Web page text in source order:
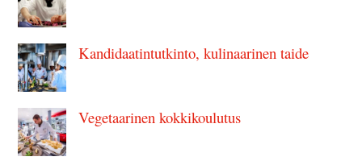
Kandidaatintutkinto, kulinaarinen taide
Vegetaarinen kokkikoulutus